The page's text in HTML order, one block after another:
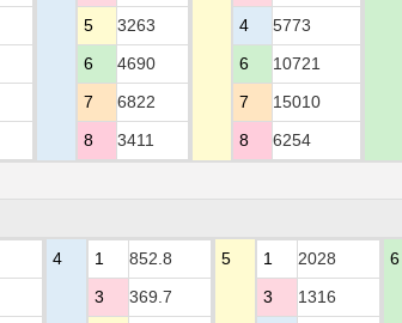
5
3263
6
4690
7
6822
8
3411
4
5773
6
10721
7
15010
8
6254
4 1
852.8
3
369.7
5 1
2028
3
1316
6